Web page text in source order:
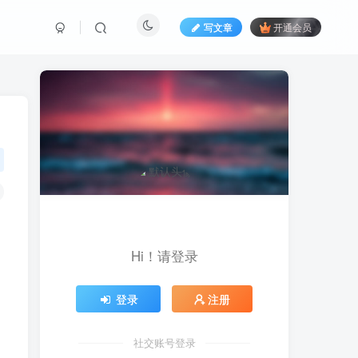
写文章 开通会员
Hi！请登录
登录 注册
社交账号登录